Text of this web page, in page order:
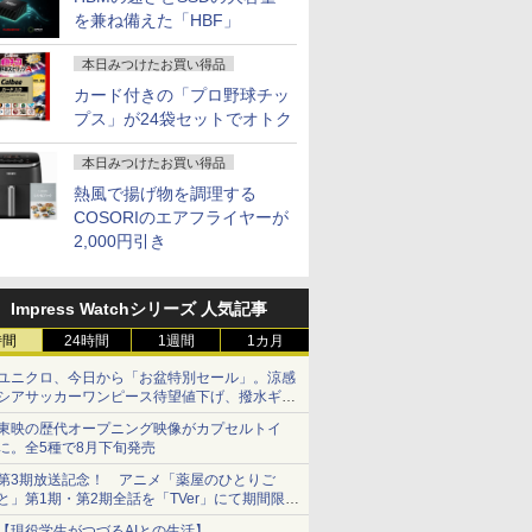
を兼ね備えた「HBF」
本日みつけたお買い得品
カード付きの「プロ野球チッ
プス」が24袋セットでオトク
本日みつけたお買い得品
熱風で揚げ物を調理する
COSORIのエアフライヤーが
2,000円引き
Impress Watchシリーズ 人気記事
24時間 1週間 1カ月
ニクロ、今日から「お盆特別セール」。涼感
アサッカーワンピース待望値下げ、撥水ギア
ョーツは1990円に
映の歴代オープニング映像がカプセルトイ
。全5種で8月下旬発売
3期放送記念！ アニメ「薬屋のひとりご
」第1期・第2期全話を「TVer」にて期間限定
順次無料配信開始